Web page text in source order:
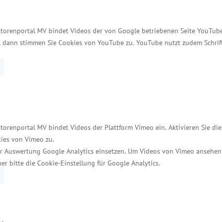
MV bindet Videos der von Google betriebenen Seite
dann stimmen Sie Cookies von YouTube zu. YouTube nutzt zudem
MV bindet Videos der Plattform Vimeo ein. Aktivieren Sie
von Vimeo zu.
Auswertung Google Analytics einsetzen. Um Videos von Vimeo
bitte die Cookie-Einstellung für Google Analytics.
ein Gewinn für die Region und unser Bundesland.“
Herausforderungen in der
als verlässlicher Partner – mit kurzen Wegen
im Land.